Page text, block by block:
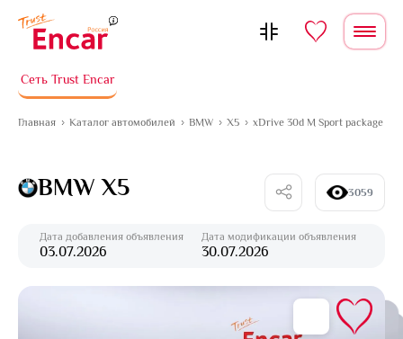
Сеть Trust Encar
Главная Каталог автомобилей BMW X5 xDrive 30d M Sport package
BMW X5 3059
Дата добавления объявления
03.07.2026
Дата модификации объявления
30.07.2026